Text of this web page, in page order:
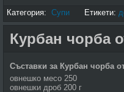
Категория: Супи Етикети:
Курбан чорба
Съставки за Курбан чорба
овнешко месо 250
овнешки дроб 200 г